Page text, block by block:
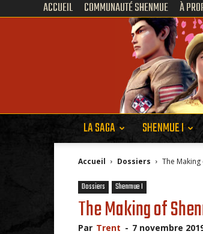
ACCUEIL COMMUNAUTÉ SHENMUE À
LA SAGA SHENMUE I
Accueil Dossiers The
Dossiers Shenmue I
The Making of
Par Trent - 7 novembre